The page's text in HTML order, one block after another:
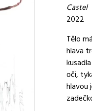
Castel
2022
Tělo
hlava
oči,
hlavou